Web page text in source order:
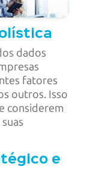
dados
fatores
outros. Isso
considerem
e